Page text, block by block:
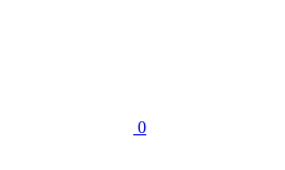
0